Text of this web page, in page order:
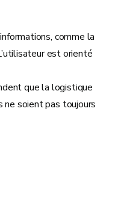
comme la
est orienté
que la logistique
ne soient pas toujours